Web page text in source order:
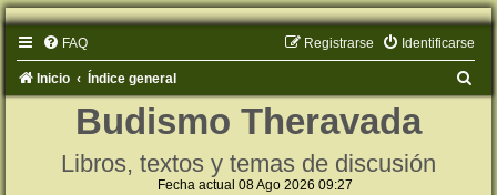
FAQ Identificarse
Registrarse
Inicio Índice general
Budismo Theravada
Libros, textos y temas de discusión
Fecha actual 08 Ago 2026 09:27